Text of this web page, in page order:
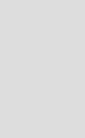
images
jusqu’à
24
TP-Link